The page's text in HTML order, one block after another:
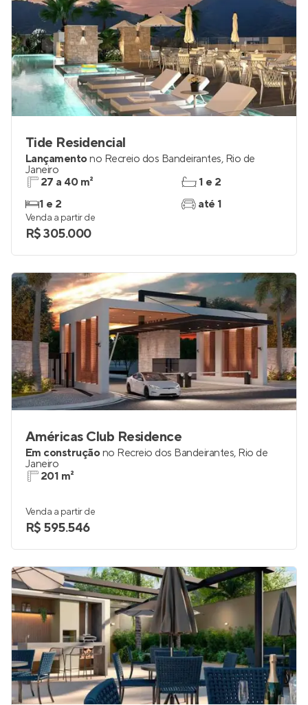
Tide Residencial
Lançamentono Recreio dos Bandeirantes, Rio de
Janeiro
27 a 40 m²
1 e 2
1 e 2
até 1
Venda a partir de
R$ 305.000
Américas Club Residence
Em construçãono Recreio dos Bandeirantes, Rio de
Janeiro
201 m²
Venda a partir de
R$ 595.546